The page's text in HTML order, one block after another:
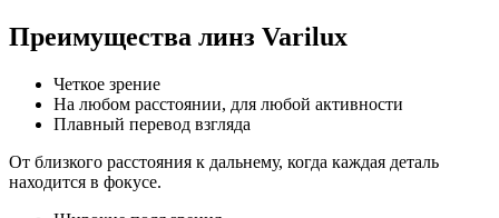
Преимущества линз Varilux
Четкое зрение
На любом расстоянии, для любой активности
Плавный перевод взгляда
От близкого расстояния к дальнему, когда каждая деталь
находится в фокусе.